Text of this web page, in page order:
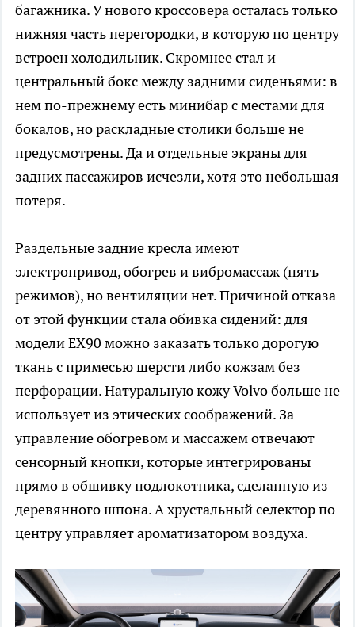
багажника. У нового кроссовера осталась только
нижняя часть перегородки, в которую по центру
встроен холодильник. Скромнее стал и
центральный бокс между задними сиденьями: в
нем по-прежнему есть минибар с местами для
бокалов, но раскладные столики больше не
предусмотрены. Да и отдельные экраны для
задних пассажиров исчезли, хотя это небольшая
потеря.
Раздельные задние кресла имеют
электропривод, обогрев и вибромассаж (пять
режимов), но вентиляции нет. Причиной отказа
от этой функции стала обивка сидений: для
модели EX90 можно заказать только дорогую
ткань с примесью шерсти либо кожзам без
перфорации. Натуральную кожу Volvo больше не
использует из этических соображений. За
управление обогревом и массажем отвечают
сенсорный кнопки, которые интегрированы
прямо в обшивку подлокотника, сделанную из
деревянного шпона. А хрустальный селектор по
центру управляет ароматизатором воздуха.